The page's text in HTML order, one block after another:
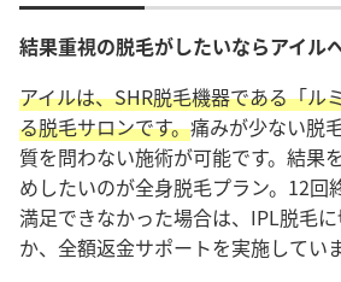
結果重視の脱毛がしたいならアイル
アイルは、SHR脱毛機器である「ル
る脱毛サロンです。痛みが少ない脱
質を問わない施術が可能です。結果
めしたいのが全身脱毛プラン。12回
満足できなかった場合は、IPL脱毛
か、全額返金サポートを実施していま